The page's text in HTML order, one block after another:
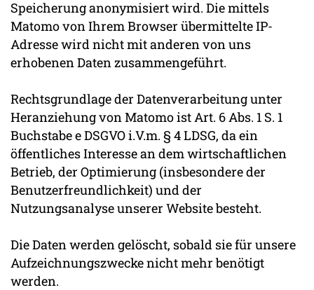
Speicherung anonymisiert wird. Die mittels
Matomo von Ihrem Browser übermittelte IP-
Adresse wird nicht mit anderen von uns
erhobenen Daten zusammengeführt.
Rechtsgrundlage der Datenverarbeitung unter
Heranziehung von Matomo ist Art. 6 Abs. 1 S. 1
Buchstabe e DSGVO i.V.m. § 4 LDSG, da ein
öffentliches Interesse an dem wirtschaftlichen
Betrieb, der Optimierung (insbesondere der
Benutzerfreundlichkeit) und der
Nutzungsanalyse unserer Website besteht.
Die Daten werden gelöscht, sobald sie für unsere
Aufzeichnungszwecke nicht mehr benötigt
werden.